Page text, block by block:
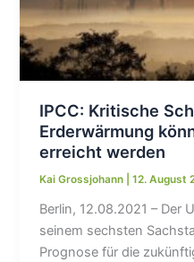
IPCC: Kritische
Erderwärmung
erreicht werden
Kai Grossjohann |12. August
Berlin, 12.08.2021 – Der
seinem sechsten
Prognose für die